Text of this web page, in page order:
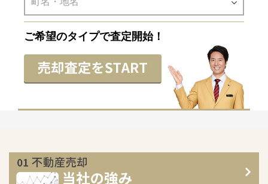
ご希望のタイプで査定開始！